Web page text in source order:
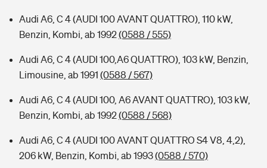
Audi A6, C 4 (AUDI 100 AVANT QUATTRO), 110 kW,
Benzin, Kombi, ab 1992(0588 / 555)
Audi A6, C 4 (AUDI 100,A6 QUATTRO), 103 kW, Benzin,
Limousine, ab 1991 (0588 / 567)
Audi A6, C 4 (AUDI 100, A6 AVANT QUATTRO), 103 kW,
Benzin, Kombi, ab 1992(0588 / 568)
Audi A6, C 4 (AUDI 100 AVANT QUATTRO S4 V8, 4,2),
206 kW, Benzin, Kombi, ab 1993(0588 / 570)